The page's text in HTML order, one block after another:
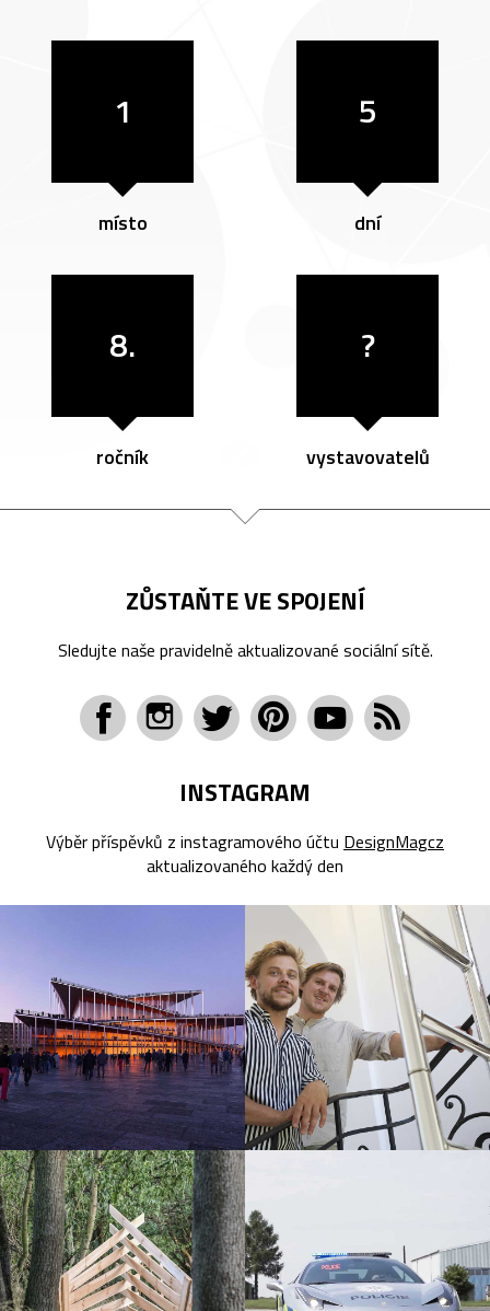
1
místo
5
dní
8.
ročník
?
vystavovatelů
ZŮSTAŇTE VE SPOJENÍ
Sledujte naše pravidelně aktualizované sociální sítě.
INSTAGRAM
Výběr příspěvků z instagramového účtu DesignMagcz
aktualizovaného každý den